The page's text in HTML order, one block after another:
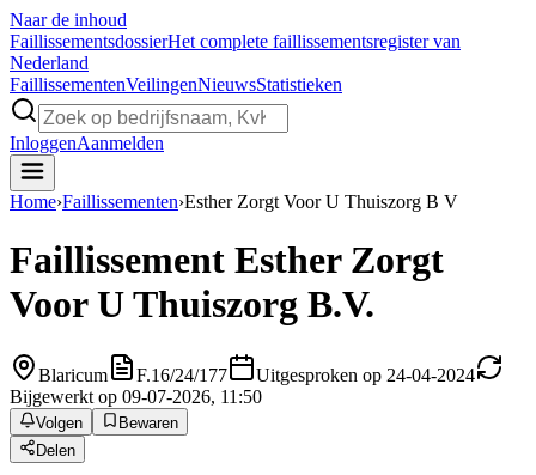
Naar de inhoud
FaillissementsdossierHet complete faillissementsregister van
Nederland
FaillissementenVeilingenNieuwsStatistieken
InloggenAanmelden
Home›Faillissementen›Esther Zorgt Voor U Thuiszorg B V
Faillissement Esther Zorgt
Voor U Thuiszorg B.V.
Blaricum F.16/24/177
Uitgesproken op 24-04-2024
Bijgewerkt op 09-07-2026, 11:50
Volgen
Bewaren
Delen